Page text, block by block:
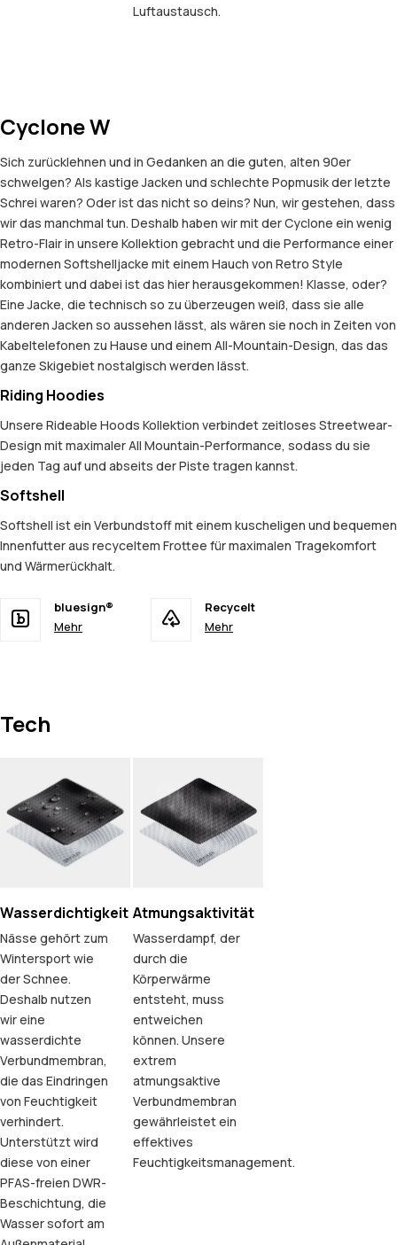
Luftaustausch.
Cyclone W
Sich zurücklehnen und in Gedanken an die guten, alten 90er
schwelgen? Als kastige Jacken und schlechte Popmusik der letzte
Schrei waren? Oder ist das nicht so deins? Nun, wir gestehen, dass
wir das manchmal tun. Deshalb haben wir mit der Cyclone ein wenig
Retro-Flair in unsere Kollektion gebracht und die Performance einer
modernen Softshelljacke mit einem Hauch von Retro Style
kombiniert und dabei ist das hier herausgekommen! Klasse, oder?
Eine Jacke, die technisch so zu überzeugen weiß, dass sie alle
anderen Jacken so aussehen lässt, als wären sie noch in Zeiten von
Kabeltelefonen zu Hause und einem All-Mountain-Design, das das
ganze Skigebiet nostalgisch werden lässt.
Riding Hoodies
Unsere Rideable Hoods Kollektion verbindet zeitloses Streetwear-
Design mit maximaler All Mountain-Performance, sodass du sie
jeden Tag auf und abseits der Piste tragen kannst.
Softshell
Softshell ist ein Verbundstoff mit einem kuscheligen und bequemen
Innenfutter aus recyceltem Frottee für maximalen Tragekomfort
und Wärmerückhalt.
bluesign®
Mehr
Recycelt
Mehr
Tech
Wasserdichtigkeit
Nässe gehört zum
Wintersport wie
der Schnee.
Deshalb nutzen
wir eine
wasserdichte
Verbundmembran,
die das Eindringen
von Feuchtigkeit
verhindert.
Unterstützt wird
diese von einer
PFAS-freien DWR-
Beschichtung, die
Wasser sofort am
Atmungsaktivität
Wasserdampf, der
durch die
Körperwärme
entsteht, muss
entweichen
können. Unsere
extrem
atmungsaktive
Verbundmembran
gewährleistet ein
effektives
Feuchtigkeitsmanagement.